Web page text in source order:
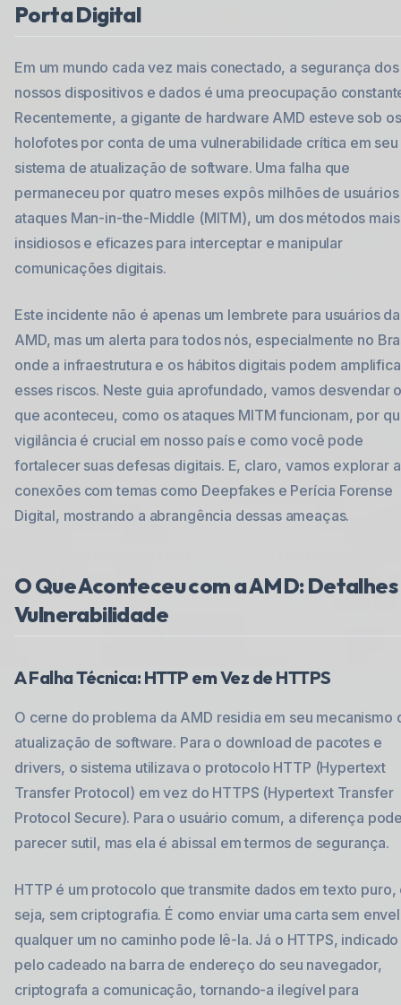
Porta Digital
Em um mundo cada vez mais conectado, a segurança dos
nossos dispositivos e dados é uma preocupação
Recentemente, a gigante de hardware AMD esteve sob os
holofotes por conta de uma vulnerabilidade crítica em seu
sistema de atualização de software. Uma falha que
permaneceu por quatro meses expôs milhões de usuários
ataques Man-in-the-Middle (MITM), um dos métodos mais
insidiosos e eficazes para interceptar e manipular
comunicações digitais.
Este incidente não é apenas um lembrete para usuários da
AMD, mas um alerta para todos nós, especialmente no
onde a infraestrutura e os hábitos digitais podem
esses riscos. Neste guia aprofundado, vamos desvendar
que aconteceu, como os ataques MITM funcionam, por
vigilância é crucial em nosso país e como você pode
fortalecer suas defesas digitais. E, claro, vamos explorar
conexões com temas como Deepfakes e Perícia Forense
Digital, mostrando a abrangência dessas ameaças.
O Que Aconteceu com a AMD:
Vulnerabilidade
A Falha Técnica: HTTP em Vez de HTTPS
O cerne do problema da AMD residia em seu mecanismo
atualização de software. Para o download de pacotes e
drivers, o sistema utilizava o protocolo HTTP (Hypertext
Transfer Protocol) em vez do HTTPS (Hypertext Transfer
Protocol Secure). Para o usuário comum, a diferença
parecer sutil, mas ela é abissal em termos de segurança.
HTTP é um protocolo que transmite dados em texto puro,
seja, sem criptografia. É como enviar uma carta sem
qualquer um no caminho pode lê-la. Já o HTTPS, indicado
pelo cadeado na barra de endereço do seu navegador,
criptografa a comunicação, tornando-a ilegível para